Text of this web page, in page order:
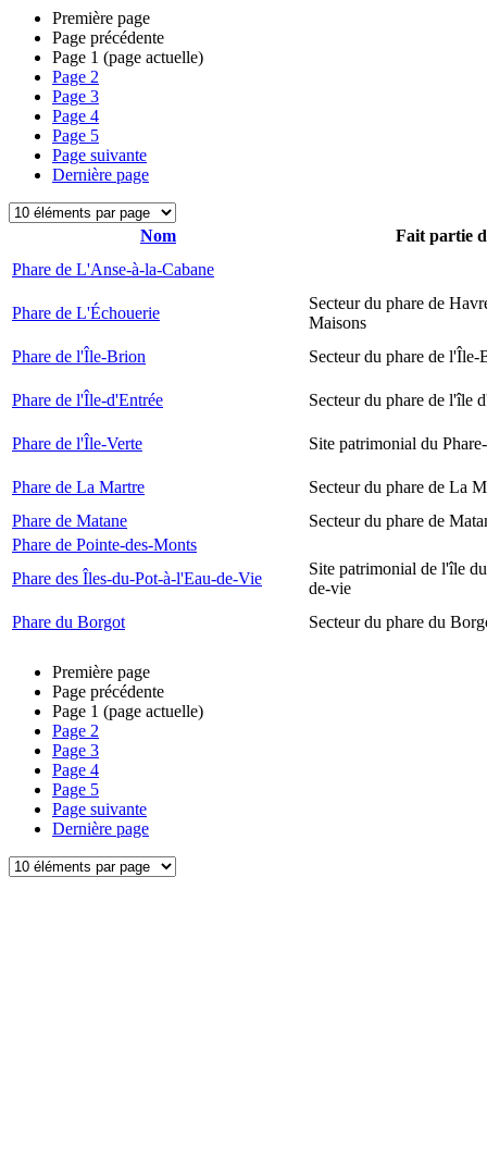
Première page
Page précédente
Page 1 (page actuelle)
Page 2
Page 3
Page 4
Page 5
Page suivante
Dernière page
Nom
Fait partie
Phare de L'Anse-à-la-Cabane
Phare de L'Échouerie
Secteur du phare de
Maisons
Phare de l'Île-Brion
Secteur du phare de l'Île-
Phare de l'Île-d'Entrée Secteur du phare de l'île
Phare de l'Île-Verte Site patrimonial du
Phare de La Martre
Secteur du phare de La
Phare de Matane
Secteur du phare de
Phare de Pointe-des-Monts
Phare des Îles-du-Pot-à-l'Eau-de-Vie
Site patrimonial de l'île
de-vie
Phare du Borgot
Secteur du phare du
Première page
Page précédente
Page 1 (page actuelle)
Page 2
Page 3
Page 4
Page 5
Page suivante
Dernière page